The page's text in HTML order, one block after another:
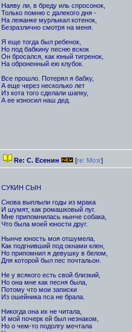
Наяву ли, в бреду иль спросонок,
Только помню с далекого дня -
На лежанке мурлыкал котенок,
Безразлично смотря на меня.
Я еще тогда был ребенок,
Но под бабкину песню вскок
Он бросался, как юный тигренок,
На оброненный ею клубок.
Все прошло. Потерял я бабку,
А еще через несколько лет
Из кота того сделали шапку,
А ее износил наш дед.
Re: С. Есенин [re: Мозг]
СУКИН СЫН
Снова выплыли годы из мрака
И шумят, как ромашковый луг.
Мне припомнилась нынче собака,
Что была моей юности друг.
Нынче юность моя отшумела,
Как подгнивший под окнами клен,
Но припомнил я девушку в белом,
Для которой был пес почтальон.
Не у всякого есть свой близкий,
Но она мне как песня была,
Потому что мои записки
Из ошейника пса не брала.
Никогда она их не читала,
И мой почерк ей был незнаком,
Но о чем-то подолгу мечтала